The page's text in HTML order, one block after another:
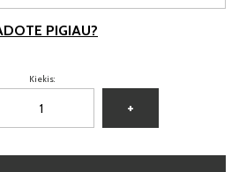
PIGIAU?
Kiekis:
+